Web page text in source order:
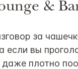
&
за
если вы
плотно